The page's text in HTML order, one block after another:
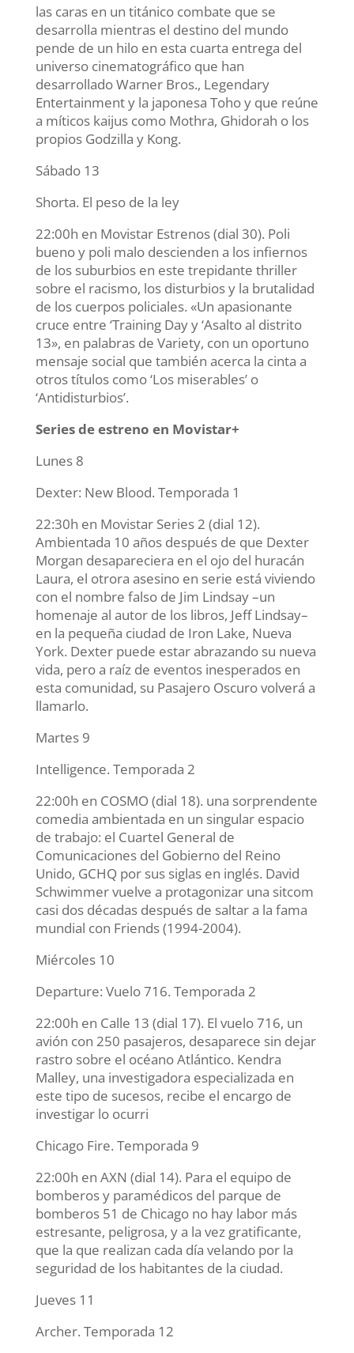
las caras en un titánico combate que se
desarrolla mientras el destino del mundo
pende de un hilo en esta cuarta entrega del
universo cinematográfico que han
desarrollado Warner Bros., Legendary
Entertainment y la japonesa Toho y que reúne
a míticos kaijus como Mothra, Ghidorah o los
propios Godzilla y Kong.
Sábado 13
Shorta. El peso de la ley
22:00h en Movistar Estrenos (dial 30). Poli
bueno y poli malo descienden a los infiernos
de los suburbios en este trepidante thriller
sobre el racismo, los disturbios y la brutalidad
de los cuerpos policiales. «Un apasionante
cruce entre ‘Training Day y ‘Asalto al distrito
13», en palabras de Variety, con un oportuno
mensaje social que también acerca la cinta a
otros títulos como ‘Los miserables’ o
‘Antidisturbios’.
Series de estreno en Movistar+
Lunes 8
Dexter: New Blood. Temporada 1
22:30h en Movistar Series 2 (dial 12).
Ambientada 10 años después de que Dexter
Morgan desapareciera en el ojo del huracán
Laura, el otrora asesino en serie está viviendo
con el nombre falso de Jim Lindsay –un
homenaje al autor de los libros, Jeff Lindsay–
en la pequeña ciudad de Iron Lake, Nueva
York. Dexter puede estar abrazando su nueva
vida, pero a raíz de eventos inesperados en
esta comunidad, su Pasajero Oscuro volverá a
llamarlo.
Martes 9
Intelligence. Temporada 2
22:00h en COSMO (dial 18). una sorprendente
comedia ambientada en un singular espacio
de trabajo: el Cuartel General de
Comunicaciones del Gobierno del Reino
Unido, GCHQ por sus siglas en inglés. David
Schwimmer vuelve a protagonizar una sitcom
casi dos décadas después de saltar a la fama
mundial con Friends (1994-2004).
Miércoles 10
Departure: Vuelo 716. Temporada 2
22:00h en Calle 13 (dial 17). El vuelo 716, un
avión con 250 pasajeros, desaparece sin dejar
rastro sobre el océano Atlántico. Kendra
Malley, una investigadora especializada en
este tipo de sucesos, recibe el encargo de
investigar lo ocurri
Chicago Fire. Temporada 9
22:00h en AXN (dial 14). Para el equipo de
bomberos y paramédicos del parque de
bomberos 51 de Chicago no hay labor más
estresante, peligrosa, y a la vez gratificante,
que la que realizan cada día velando por la
seguridad de los habitantes de la ciudad.
Jueves 11
Archer. Temporada 12